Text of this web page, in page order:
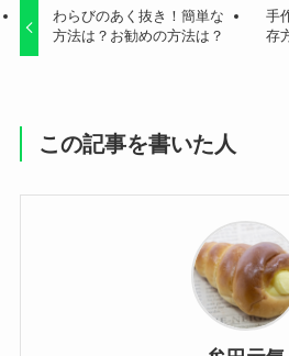
わらびのあく抜き！簡単な
方法は？お勧めの方法は？
手
存
この記事を書いた人